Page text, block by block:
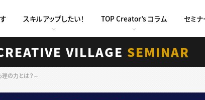
スキルアップしたい！ TOP Creator’s コラム セミ
VILLAGE SEMINAR
の力とは？～